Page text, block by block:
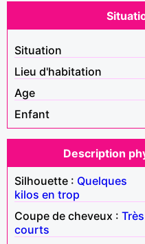
Situation
Lieu d'habitation
Age
Enfant
Description
Silhouette : Quelques
kilos en trop
Coupe de cheveux : Très
courts